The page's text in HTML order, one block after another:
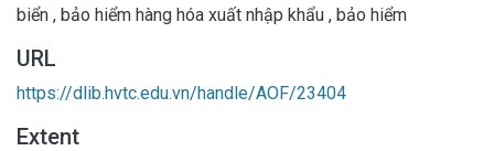
biển , bảo hiểm hàng hóa xuất nhập khẩu , bảo hiểm
URL
https://dlib.hvtc.edu.vn/handle/AOF/23404
Extent